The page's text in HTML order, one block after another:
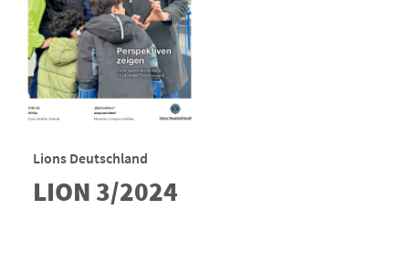
Lions Deutschland
LION 3/2024